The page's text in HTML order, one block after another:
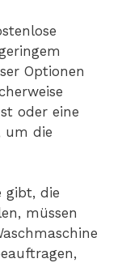
Optionen
oder eine
um die
gibt, die
müssen